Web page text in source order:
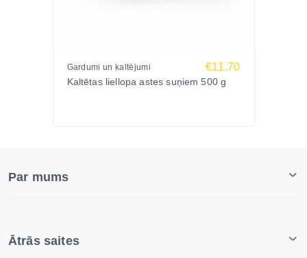
Gardumi un kaltējumi €11.70
Kaltētas liellopa astes suņiem 500 g
Par mums
Ātrās saites